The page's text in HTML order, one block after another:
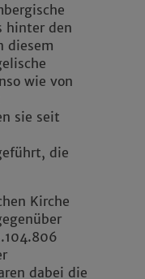
hinter den
diesem
wie von
sie seit
die
Kirche
dabei die